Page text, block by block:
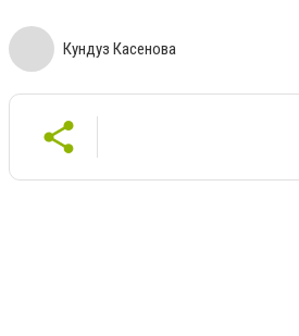
Кундуз Касенова